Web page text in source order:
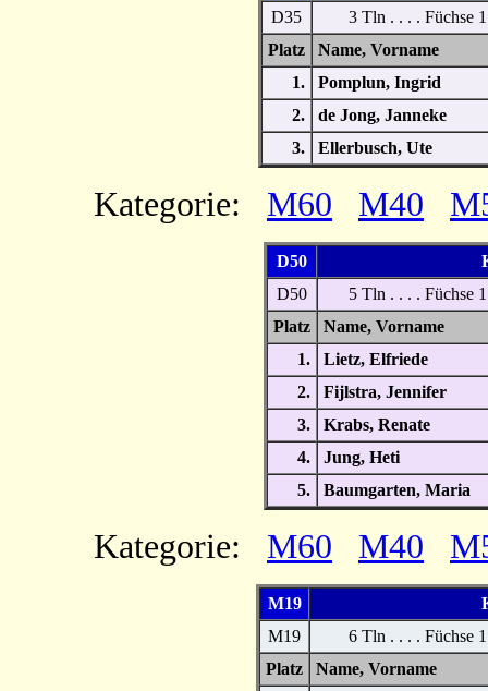
D35
3 Tln . . . . Füchse
Platz
Name,
1.
Pomplun, Ingrid
2.
de Jong, Janneke
3.
Ellerbusch, Ute
Kategorie: M60 M40
D50
D50
5 Tln . . . . Füchse
Platz
Name,
1.
Lietz, Elfriede
2.
Fijlstra, Jennifer
3.
Krabs, Renate
4.
Jung, Heti
5.
Baumgarten, Maria
Kategorie: M60 M40
M19
M19
6 Tln . . . . Füchse
Platz
Name, Vorname